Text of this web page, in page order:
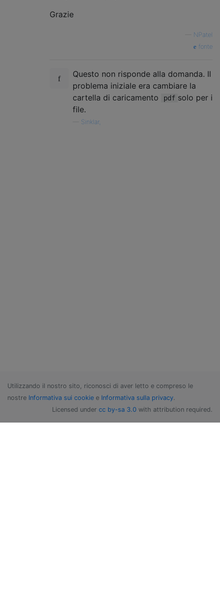
Grazie
NPatel
fonte
Questo non risponde alla domanda. Il
problema iniziale era cambiare la
cartella di caricamento
pdf solo per i
file.
Sinklar,
Utilizzando il nostro sito, riconosci di aver letto e compreso le
nostre Informativa sui cookie e Informativa sulla privacy.
Licensed under cc by-sa 3.0 with attribution required.